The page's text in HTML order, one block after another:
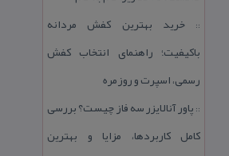
::خرید بهترین كفش مردانه
باكیفیت؛ راهنمای انتخاب كفش
رسمی، اسپرت و روزمره
:: پاور آنالایزر سه فاز چیست؟ بررسی
كامل كاربردها، مزایا و بهترین